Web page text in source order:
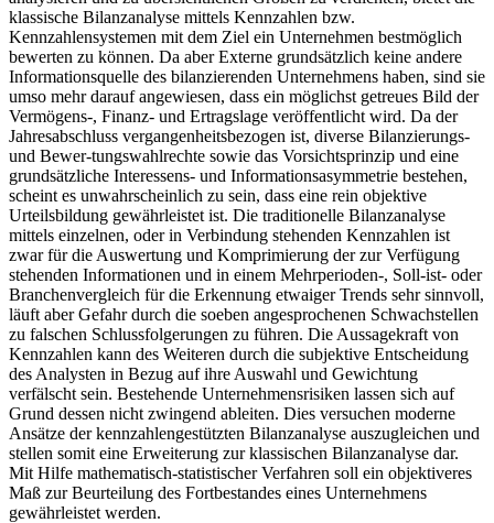
klassische Bilanzanalyse mittels Kennzahlen bzw.
Kennzahlensystemen mit dem Ziel ein Unternehmen bestmöglich
bewerten zu können. Da aber Externe grundsätzlich keine andere
Informationsquelle des bilanzierenden Unternehmens haben, sind sie
umso mehr darauf angewiesen, dass ein möglichst getreues Bild der
Vermögens-, Finanz- und Ertragslage veröffentlicht wird. Da der
Jahresabschluss vergangenheitsbezogen ist, diverse Bilanzierungs-
und Bewer-tungswahlrechte sowie das Vorsichtsprinzip und eine
grundsätzliche Interessens- und Informationsasymmetrie bestehen,
scheint es unwahrscheinlich zu sein, dass eine rein objektive
Urteilsbildung gewährleistet ist. Die traditionelle Bilanzanalyse
mittels einzelnen, oder in Verbindung stehenden Kennzahlen ist
zwar für die Auswertung und Komprimierung der zur Verfügung
stehenden Informationen und in einem Mehrperioden-, Soll-ist- oder
Branchenvergleich für die Erkennung etwaiger Trends sehr sinnvoll,
läuft aber Gefahr durch die soeben angesprochenen Schwachstellen
zu falschen Schlussfolgerungen zu führen. Die Aussagekraft von
Kennzahlen kann des Weiteren durch die subjektive Entscheidung
des Analysten in Bezug auf ihre Auswahl und Gewichtung
verfälscht sein. Bestehende Unternehmensrisiken lassen sich auf
Grund dessen nicht zwingend ableiten. Dies versuchen moderne
Ansätze der kennzahlengestützten Bilanzanalyse auszugleichen und
stellen somit eine Erweiterung zur klassischen Bilanzanalyse dar.
Mit Hilfe mathematisch-statistischer Verfahren soll ein objektiveres
Maß zur Beurteilung des Fortbestandes eines Unternehmens
gewährleistet werden.